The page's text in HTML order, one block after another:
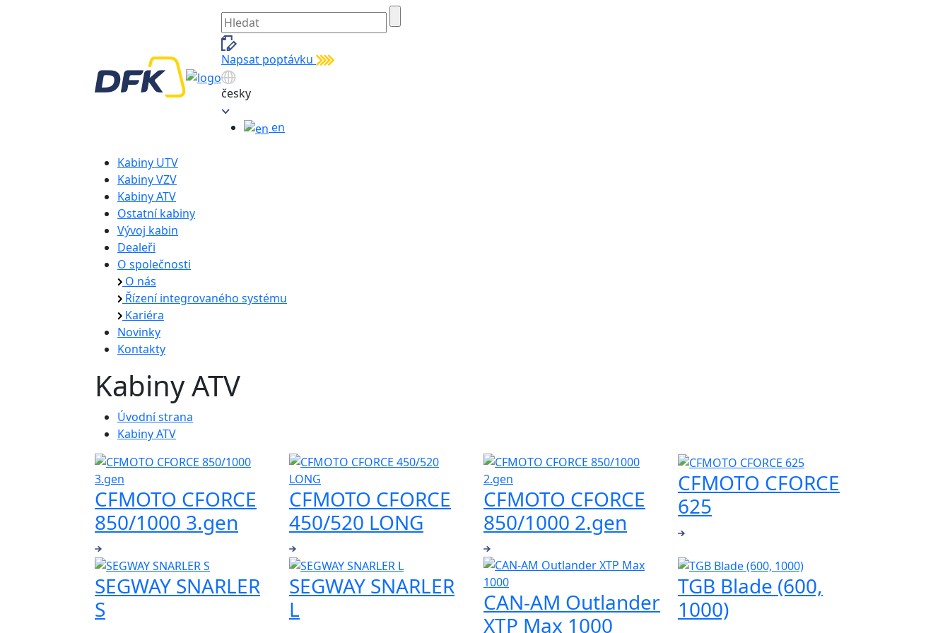
Napsat poptávku
česky
en
Kabiny UTV
Kabiny VZV
Kabiny ATV
Ostatní kabiny
Vývoj kabin
Dealeři
O společnosti
O nás
Řízení integrovaného systému
Kariéra
Novinky
Kontakty
Kabiny ATV
Úvodní strana
Kabiny ATV
CFMOTO CFORCE
850/1000 3.gen
CFMOTO CFORCE
450/520 LONG
CFMOTO CFORCE
850/1000 2.gen
CFMOTO CFORCE
625
SEGWAY SNARLER
S
SEGWAY SNARLER
L
CAN-AM Outlander
XTP Max 1000
TGB Blade (600,
1000)